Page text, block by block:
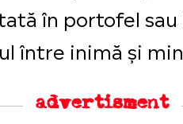
în portofel
între inimă și
advertisment